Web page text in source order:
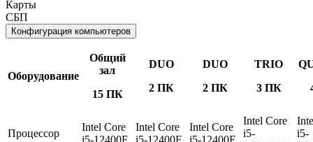
Карты
СБП
Конфигурация компьютеров
Оборудование
Общий
зал
15 ПК
DUO
2 ПК
DUO
2 ПК
TRIO
3 ПК
Процессор
Intel Core
Intel Core
Intel Core
Intel Core
i5-
i5-